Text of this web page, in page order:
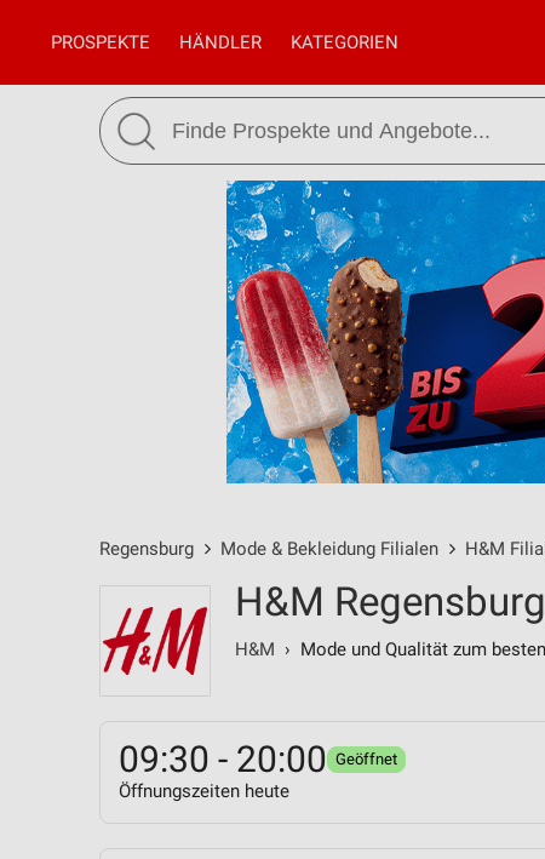
PROSPEKTE HÄNDLER KATEGORIEN
Regensburg Mode & Bekleidung Filialen H&M
H&M
H&M › Mode und Qualität zum
09:30 - 20:00 Geöffnet
Öffnungszeiten heute